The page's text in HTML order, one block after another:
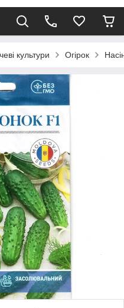
культури Огірок